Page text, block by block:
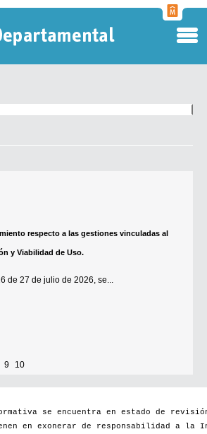
respecto a las gestiones vinculadas al
y Viabilidad de Uso.
de 27 de julio de 2026, se...
9 10
se encuentra en estado de
en exonerar de responsabilidad a la